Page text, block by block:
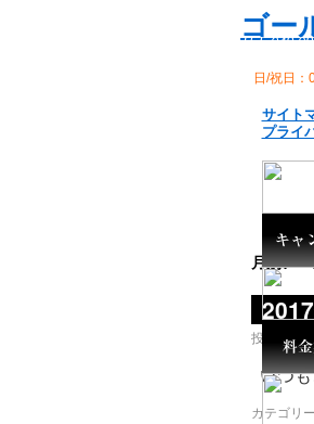
世界30ヵ
ゴー
TEL 048-
日/祝日
サイト
プライ
月別ア
投稿日:
いつ
カテゴリ